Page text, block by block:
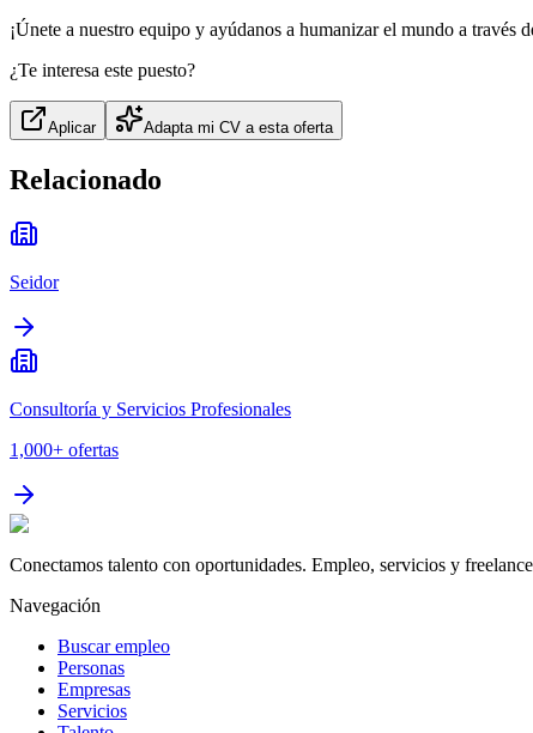
¡Únete a nuestro equipo y ayúdanos a humanizar el mundo a través
¿Te interesa este puesto?
Aplicar Adapta mi CV a esta oferta
Relacionado
Seidor
Consultoría y Servicios Profesionales
1,000+ ofertas
Conectamos talento con oportunidades. Empleo, servicios y
Navegación
Buscar empleo
Personas
Empresas
Servicios